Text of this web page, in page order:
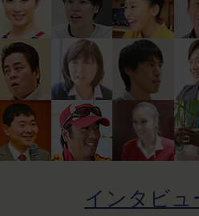
インタビュ